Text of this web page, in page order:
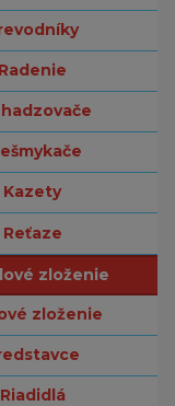
radenie
kazety
reťaze
zloženie
zloženie
riadidlá